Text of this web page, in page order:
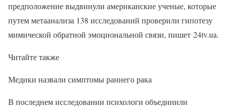
предположение выдвинули американские ученые, которые
путем метаанализа 138 исследований проверили гипотезу
мимической обратной эмоциональной связи, пишет 24tv.ua.
Читайте также
Медики назвали симптомы раннего рака
В последнем исследовании психологи объединили